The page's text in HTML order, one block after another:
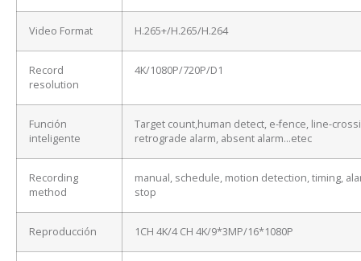
Video Format H.265+/H.265/H.264
Record
resolution
4K/1080P/720P/D1
Función
inteligente
Target count,human detect, e-fence, line-
retrograde alarm, absent alarm…etec
Recording
method
manual, schedule, motion detection, timing,
stop
Reproducción 1CH 4K/4 CH 4K/9*3MP/16*1080P